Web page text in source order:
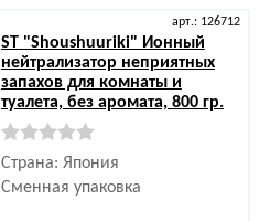
арт.: 126712
ST"Shoushuuriki" Ионный
нейтрализатор неприятных
запахов для комнаты и
туалета, без аромата, 800 гр.
Страна: Япония
Сменная упаковка